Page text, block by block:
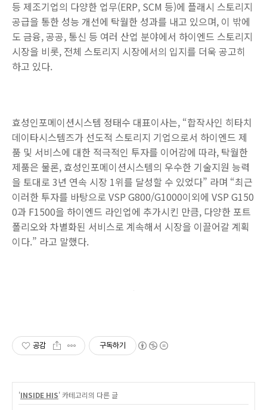
등 제조기업의 다양한 업무(ERP, SCM 등)에 플래시 스토리지
공급을 통한 성능 개선에 탁월한 성과를 내고 있으며, 이 밖에
도 금융, 공공, 통신 등 여러 산업 분야에서 하이엔드 스토리지
시장을 비롯, 전체 스토리지 시장에서의 입지를 더욱 공고히
하고 있다.
효성인포메이션시스템 정태수 대표이사는, “합작사인 히타치
데이타시스템즈가 선도적 스토리지 기업으로서 하이엔드 제
품 및 서비스에 대한 적극적인 투자를 이어감에 따라, 탁월한
제품은 물론, 효성인포메이션시스템의 우수한 기술지원 능력
을 토대로 3년 연속 시장 1위를 달성할 수 있었다” 라며 “최근
이러한 투자를 바탕으로 VSP G800/G1000이외에 VSP G150
0과 F1500을 하이엔드 라인업에 추가시킨 만큼, 다양한 포트
폴리오와 차별화된 서비스로 계속해서 시장을 이끌어갈 계획
이다.” 라고 말했다.
공감 구독하기
'INSIDE HIS' 카테고리의 다른 글